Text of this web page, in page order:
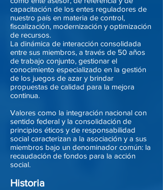
capacitación de los entes reguladores de
nuestro país en materia de control,
fiscalización, modernización y optimización
de recursos.
La dinámica de interacción consolidada
entre sus miembros, a través de 50 años
de trabajo conjunto, gestionar el
conocimiento especializado en la gestión
de los juegos de azar y brindar
propuestas de calidad para la mejora
continua.
Valores como la integración nacional con
sentido federal y la consolidación de
principios éticos y de responsabilidad
social caracterizan a la asociación y a sus
miembros bajo un denominador común: la
recaudación de fondos para la acción
social.
Historia